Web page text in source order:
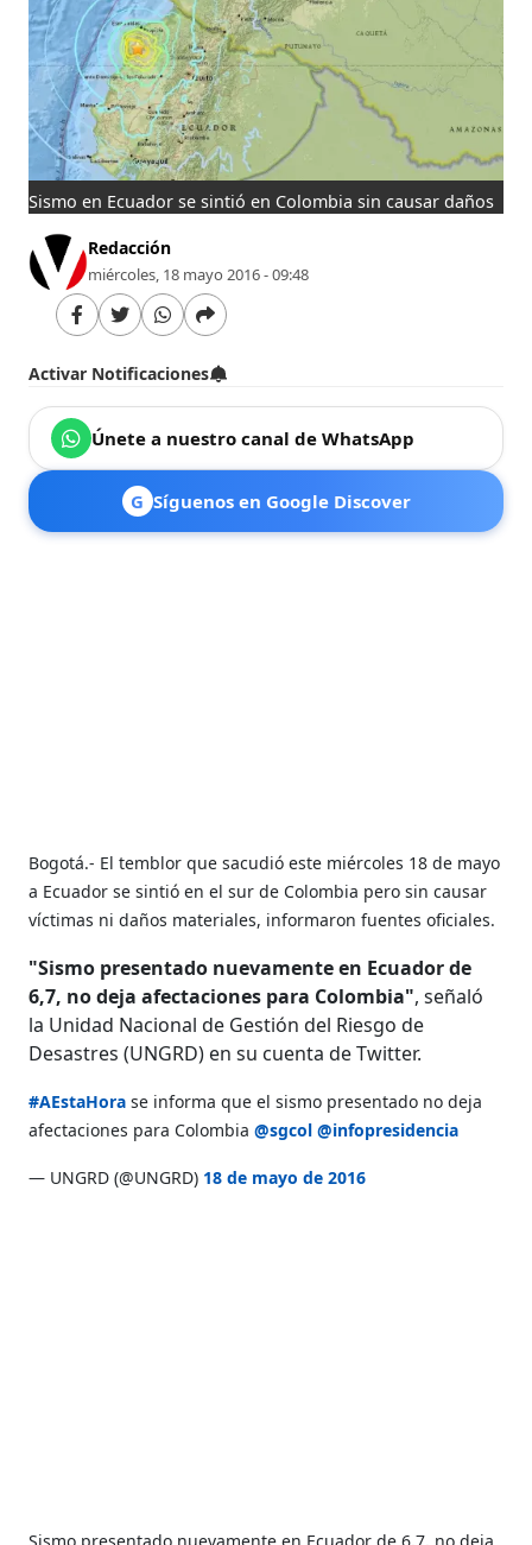
Sismo en Ecuador se sintió en Colombia sin causar daños
Redacción
miércoles, 18 mayo 2016 - 09:48
Activar Notificaciones
Únete a nuestro canal de WhatsApp
G Síguenos en Google Discover
Bogotá.- El temblor que sacudió este miércoles 18 de mayo
a Ecuador se sintió en el sur de Colombia pero sin causar
víctimas ni daños materiales, informaron fuentes oficiales.
"Sismo presentado nuevamente en Ecuador de
6,7, no deja afectaciones para Colombia", señaló
la Unidad Nacional de Gestión del Riesgo de
Desastres (UNGRD) en su cuenta de Twitter.
#AEstaHora se informa que el sismo presentado no deja
afectaciones para Colombia@sgcol @infopresidencia
— UNGRD (@UNGRD) 18 de mayo de 2016